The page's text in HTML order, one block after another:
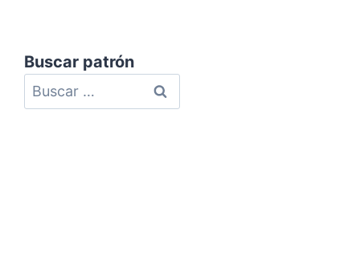
Buscar patrón